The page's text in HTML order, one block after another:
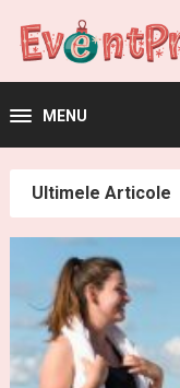
MENU
Ultimele Articole